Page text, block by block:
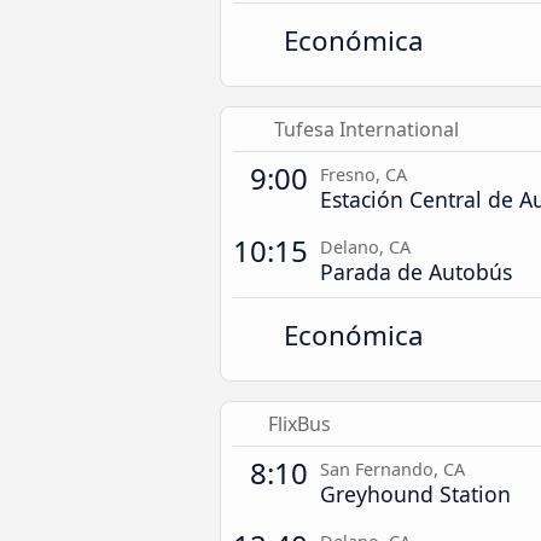
Económica
Tufesa International
9:00 Fresno, CA
Estación Central de
10:15 Delano, CA
Parada de Autobús
Económica
FlixBus
8:10 San Fernando, CA
Greyhound Station